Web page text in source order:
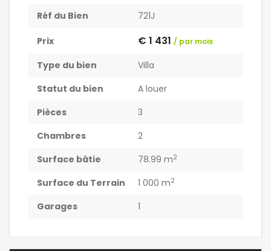
Réf du Bien 721J
Prix € 1 431 / par mois
Type du bien
Villa
Statut du bien
A louer
Pièces
3
Chambres
2
Surface bâtie
78.99 m2
Surface du Terrain 1 000 m2
Garages 1